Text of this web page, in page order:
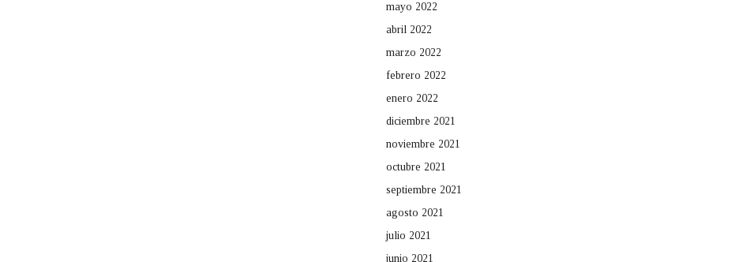
mayo 2022
abril 2022
marzo 2022
febrero 2022
enero 2022
diciembre 2021
noviembre 2021
octubre 2021
septiembre 2021
agosto 2021
julio 2021
junio 2021